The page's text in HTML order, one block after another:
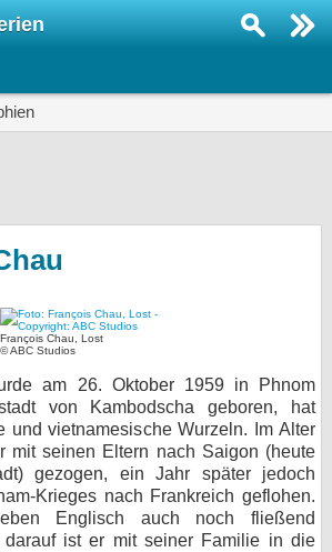
François Chau, Lost
© ABC Studios
am 26. Oktober 1959 in Phnom
von Kambodscha geboren, hat
und vietnamesische Wurzeln. Im Alter
mit seinen Eltern nach Saigon (heute
gezogen, ein Jahr später jedoch
Krieges nach Frankreich geflohen.
Englisch auch noch fließend
darauf ist er mit seiner Familie in die
KULTUR
Specials
SERVICE
Gewinnspiele
Forum
bei X